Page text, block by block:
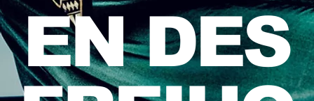
EN DES